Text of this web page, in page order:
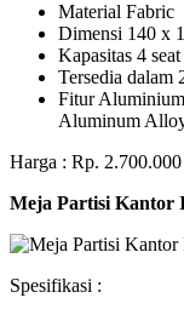
Material Fabric
Dimensi 140 x
Kapasitas 4 seat
Tersedia dalam
Fitur
Aluminum
Harga : Rp. 2.700.000
Meja Partisi Kantor
Spesifikasi :